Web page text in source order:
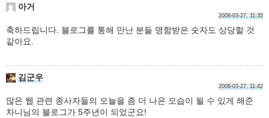
아거
2008-03-27, 11:35
축하드립니다. 블로그를 통해 만난 분들 명함받은 숫자도 상당할 것
같아요.
김군우
2008-03-27, 11:42
많은 웹 관련 종사자들의 오늘을 좀 더 나은 모습이 될 수 있게 해준
차니님의 블로그가 5주년이 되었군요!